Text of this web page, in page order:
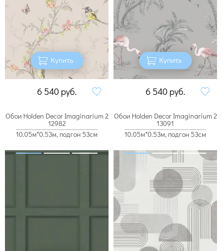
Купить
6 540 руб.
Купить
6 540 руб.
Обои Holden Decor Imaginarium 2
12982
10.05м*0.53м, подгон 53см
Обои Holden Decor Imaginarium 2
13091
10.05м*0.53м, подгон 53см